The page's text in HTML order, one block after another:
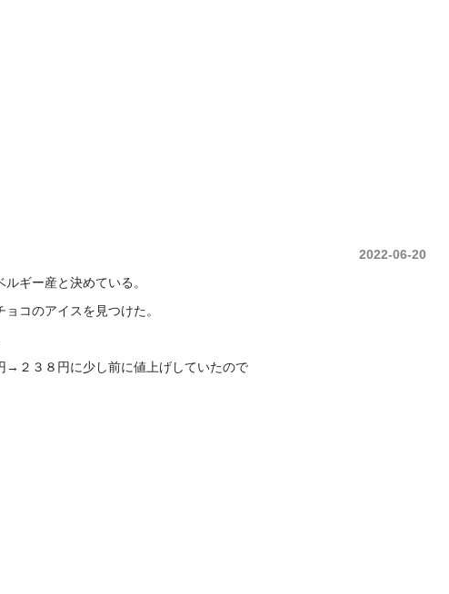
2022-06-20
ギー産と決めている。
コのアイスを見つけた。
→２３８円に少し前に値上げしていたので